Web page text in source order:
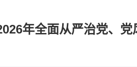
年全面从严治党、